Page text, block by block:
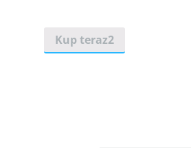
Kup teraz2